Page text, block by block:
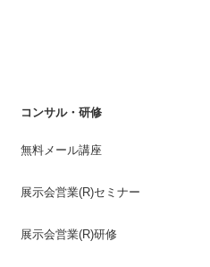
コンサル・研修
無料メール講座
展示会営業(R)セミナー
展示会営業(R)研修